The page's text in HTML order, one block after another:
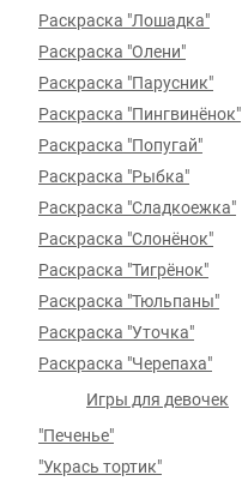
Раскраска "Лошадка"
Раскраска "Олени"
Раскраска "Парусник"
Раскраска "Пингвинёнок"
Раскраска "Попугай"
Раскраска "Рыбка"
Раскраска "Сладкоежка"
Раскраска "Слонёнок"
Раскраска "Тигрёнок"
Раскраска "Тюльпаны"
Раскраска "Уточка"
Раскраска "Черепаха"
Игры для девочек
"Печенье"
"Укрась тортик"